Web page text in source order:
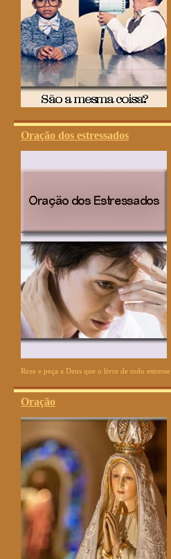
Oração dos estressados
Reze e peça a Deus que o livre de todo estresse
Oração